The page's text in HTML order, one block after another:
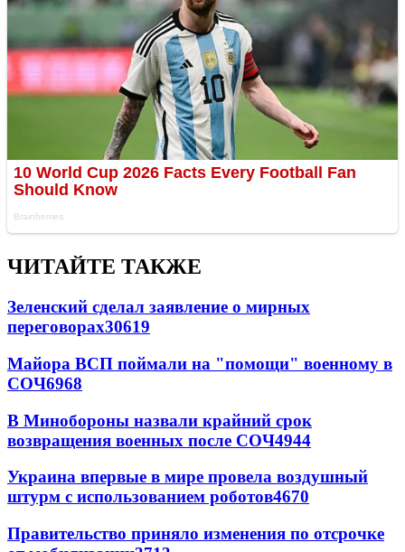
ЧИТАЙТЕ ТАКЖЕ
Зеленский сделал заявление о мирных
переговорах30619
Майора ВСП поймали на "помощи" военному в
СОЧ6968
В Минобороны назвали крайний срок
возвращения военных после СОЧ4944
Украина впервые в мире провела воздушный
штурм с использованием роботов4670
Правительство приняло изменения по отсрочке